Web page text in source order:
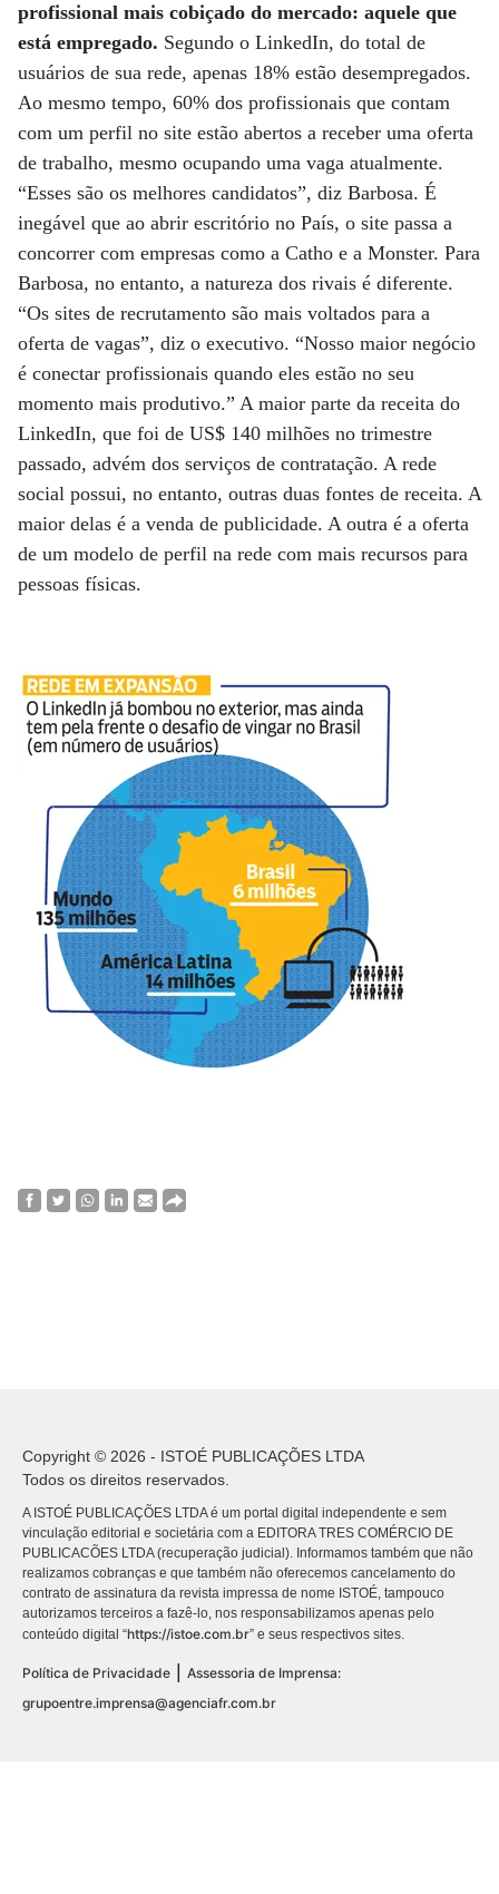
profissional mais cobiçado do mercado: aquele que
está empregado. Segundo o LinkedIn, do total de
usuários de sua rede, apenas 18% estão desempregados.
Ao mesmo tempo, 60% dos profissionais que contam
com um perfil no site estão abertos a receber uma oferta
de trabalho, mesmo ocupando uma vaga atualmente.
“Esses são os melhores candidatos”, diz Barbosa. É
inegável que ao abrir escritório no País, o site passa a
concorrer com empresas como a Catho e a Monster. Para
Barbosa, no entanto, a natureza dos rivais é diferente.
“Os sites de recrutamento são mais voltados para a
oferta de vagas”, diz o executivo. “Nosso maior negócio
é conectar profissionais quando eles estão no seu
momento mais produtivo.” A maior parte da receita do
LinkedIn, que foi de US$ 140 milhões no trimestre
passado, advém dos serviços de contratação. A rede
social possui, no entanto, outras duas fontes de receita. A
maior delas é a venda de publicidade. A outra é a oferta
de um modelo de perfil na rede com mais recursos para
pessoas físicas.
Copyright © 2026 - ISTOÉ PUBLICAÇÕES LTDA
Todos os direitos reservados.
A ISTOÉ PUBLICAÇÕES LTDA é um portal digital independente e sem
vinculação editorial e societária com a EDITORA TRES COMÉRCIO DE
PUBLICACÕES LTDA (recuperação judicial). Informamos também que não
realizamos cobranças e que também não oferecemos cancelamento do
contrato de assinatura da revista impressa de nome ISTOÉ, tampouco
autorizamos terceiros a fazê-lo, nos responsabilizamos apenas pelo
conteúdo digital “https://istoe.com.br” e seus respectivos sites.
Política de Privacidade | Assessoria de Imprensa:
grupoentre.imprensa@agenciafr.com.br